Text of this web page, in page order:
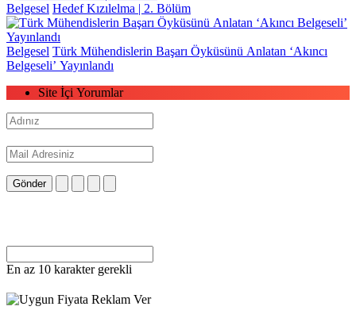
Belgesel Hedef Kızılelma | 2. Bölüm
Belgesel Türk Mühendislerin Başarı Öyküsünü Anlatan ‘Akıncı
Belgeseli’ Yayınlandı
Site İçi Yorumlar
Gönder
En az 10 karakter gerekli